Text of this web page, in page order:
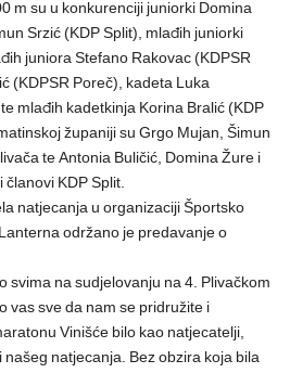
m su u konkurenciji juniorki Domina
Srzić (KDP Split), mlađih juniorki
juniora Stefano Rakovac (KDPSR
(KDPSR Poreč), kadeta Luka
mlađih kadetkinja Korina Bralić (KDP
županiji su Grgo Mujan, Šimun
te Antonia Buličić, Domina Žure i
članovi KDP Split.
natjecanja u organizaciji Športsko
održano je predavanje o
svima na sudjelovanju na 4. Plivačkom
vas sve da nam se pridružite i
Vinišće bilo kao natjecatelji,
natjecanja. Bez obzira koja bila